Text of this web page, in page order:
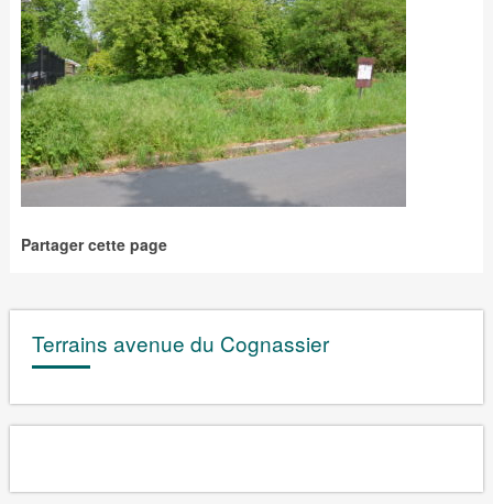
Partager cette page
Terrains avenue du Cognassier